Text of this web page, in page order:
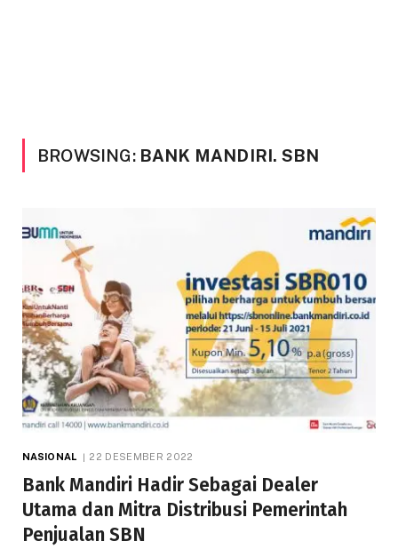
BROWSING: BANK MANDIRI. SBN
NASIONAL 22 DESEMBER 2022
Bank Mandiri Hadir Sebagai Dealer
Utama dan Mitra Distribusi Pemerintah
Penjualan SBN